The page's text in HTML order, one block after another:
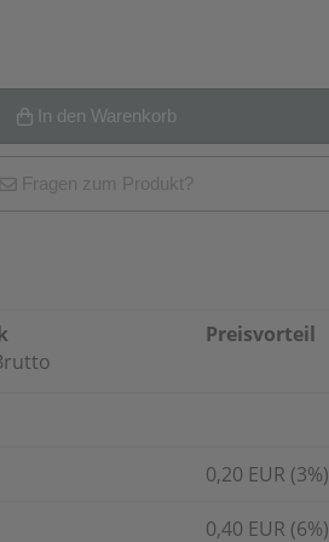
In den Warenkorb
Fragen zum Produkt?
Preisvorteil
0,20 EUR (3%)
0,40 EUR (6%)